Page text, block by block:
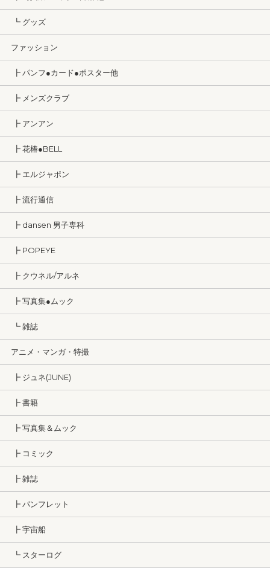
┗ グッズ
ファッション
┣ パンフ●カード●ポスター他
┣ メンズクラブ
┣ アンアン
┣ 花椿●BELL
┣ エルジャポン
┣ 流行通信
┣ dansen 男子専科
┣ POPEYE
┣ クウネル/アルネ
┣ 写真集●ムック
┗ 雑誌
アニメ・マンガ・特撮
┣ ジュネ(JUNE)
┣ 書籍
┣ 写真集＆ムック
┣ コミック
┣ 雑誌
┣ パンフレット
┣ 宇宙船
┗ スターログ